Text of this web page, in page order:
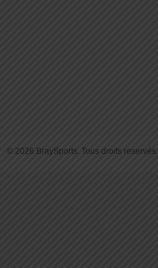
© 2026 BraySports. Tous droits reservés.